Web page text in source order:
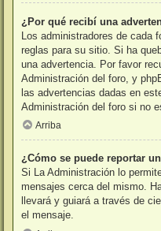
¿Por qué recibí una
Los administradores de cada
reglas para su sitio. Si ha
una advertencia. Por favor
Administración del foro, y
las advertencias dadas en
Administración del foro si no
Arriba
¿Cómo se puede reportar
Si La Administración lo
mensajes cerca del mismo.
llevará y guiará a través de
el mensaje.